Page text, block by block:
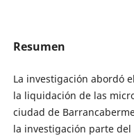
Resumen
La investigación abordó
la liquidación de las
ciudad de
la investigación parte